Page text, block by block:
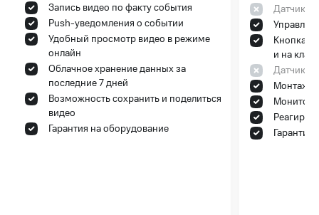
Запись видео по факту события
Push-уведомления о событии
Удобный просмотр видео в режиме
онлайн
Облачное хранение данных за
последние 7 дней
Возможность сохранить и поделиться
видео
Гарантия на оборудование
Датчик
Кнопка
и на
Датчик
Монтаж
Гарантия